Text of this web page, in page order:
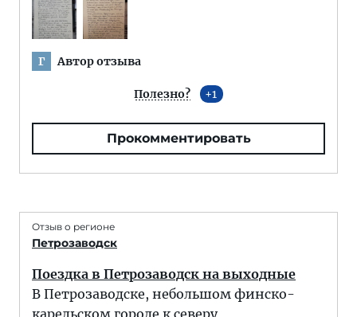
Г Автор отзыва
Полезно? 1
Прокомментировать
Отзыв о регионе
Петрозаводск
Поездка в Петрозаводск на выходные
В Петрозаводске, небольшом финско-
карельском городе к северу